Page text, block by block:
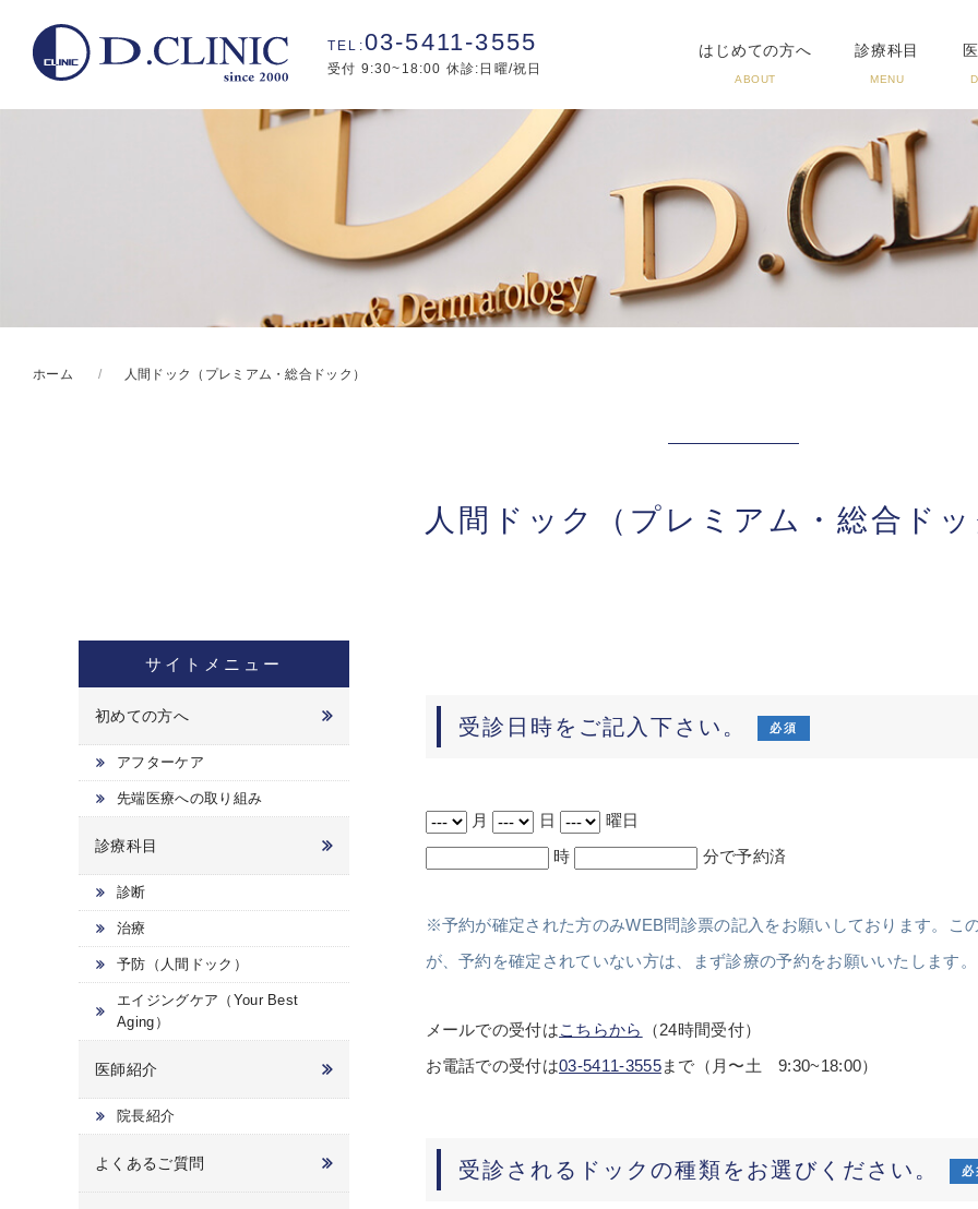
03-5411-3555
受付 9:30~18:00 休診:日曜/祝日
はじめての方へ
ABOUT
診療科目
MENU
ホーム 人間ドック（プレミアム・総合ドック）
人間ドック（プレミアム・総合ド
受診日時をご記入下さい。 必須
月 日
曜日
時
分で予約済
※予約が確定された方のみWEB問診票の記入をお願いしております。こ
が、予約を確定されていない方は、まず診療の予約をお願いいたします。
メールでの受付はこちらから
（24時間受付）
お電話での受付は03-5411-3555まで（月〜土 9:30~18:00）
受診されるドックの種類をお選びください。 必
サイトメニュー
初めての方へ
アフターケア
先端医療への取り組み
診療科目
診断
治療
予防（人間ドック）
エイジングケア（Your Best
Aging）
医師紹介
院長紹介
よくあるご質問